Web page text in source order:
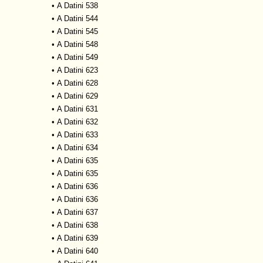
• A Datini 538
• A Datini 544
• A Datini 545
• A Datini 548
• A Datini 549
• A Datini 623
• A Datini 628
• A Datini 629
• A Datini 631
• A Datini 632
• A Datini 633
• A Datini 634
• A Datini 635
• A Datini 635
• A Datini 636
• A Datini 636
• A Datini 637
• A Datini 638
• A Datini 639
• A Datini 640